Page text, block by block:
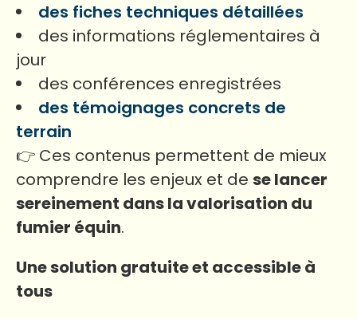
des fiches techniques détaillées
des informations réglementaires à
jour
des conférences enregistrées
des témoignages concrets de
terrain
👉 Ces contenus permettent de mieux
comprendre les enjeux et de se lancer
sereinement dans la valorisation du
fumier équin.
Une solution gratuite et accessible à
tous